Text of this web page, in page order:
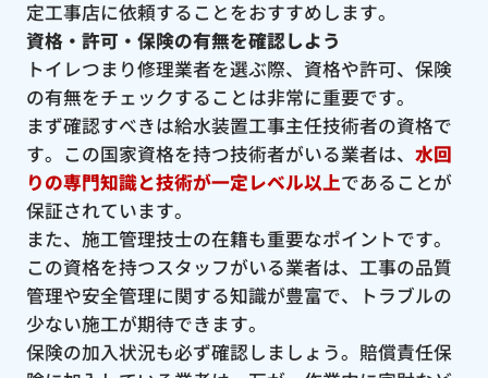
定工事店に依頼することをおすすめします。
資格・許可・保険の有無を確認しよう
トイレつまり修理業者を選ぶ際、資格や許可、保険
の有無をチェックすることは非常に重要です。
まず確認すべきは給水装置工事主任技術者の資格で
す。この国家資格を持つ技術者がいる業者は、 水回
りの専門知識と技術が一定レベル以上であることが
保証されています。
また、施工管理技士の在籍も重要なポイントです。
この資格を持つスタッフがいる業者は、工事の品質
管理や安全管理に関する知識が豊富で、トラブルの
少ない施工が期待できます。
保険の加入状況も必ず確認しましょう。賠償責任保